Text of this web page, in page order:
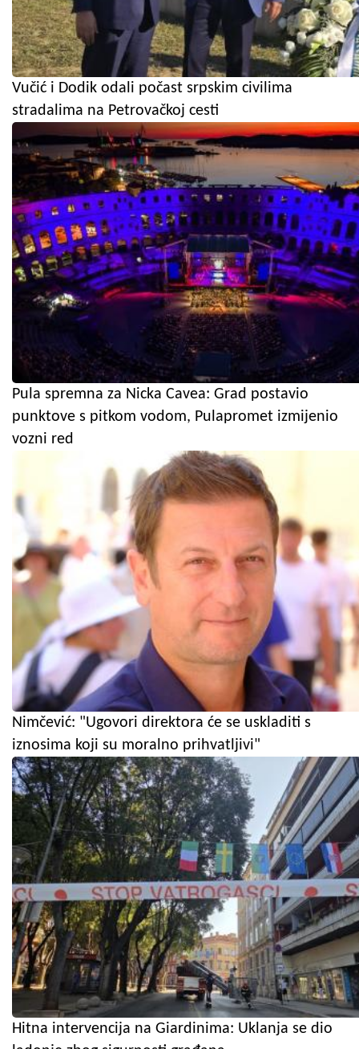
Vučić i Dodik odali počast srpskim civilima
stradalima na Petrovačkoj cesti
Pula spremna za Nicka Cavea: Grad postavio
punktove s pitkom vodom, Pulapromet izmijenio
vozni red
Nimčević: "Ugovori direktora će se uskladiti s
iznosima koji su moralno prihvatljivi"
Hitna intervencija na Giardinima: Uklanja se dio